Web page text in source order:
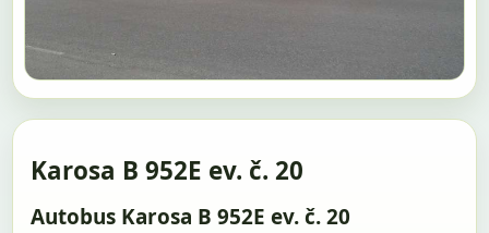
Karosa B 952E ev. č. 20
Autobus Karosa B 952E ev. č. 20